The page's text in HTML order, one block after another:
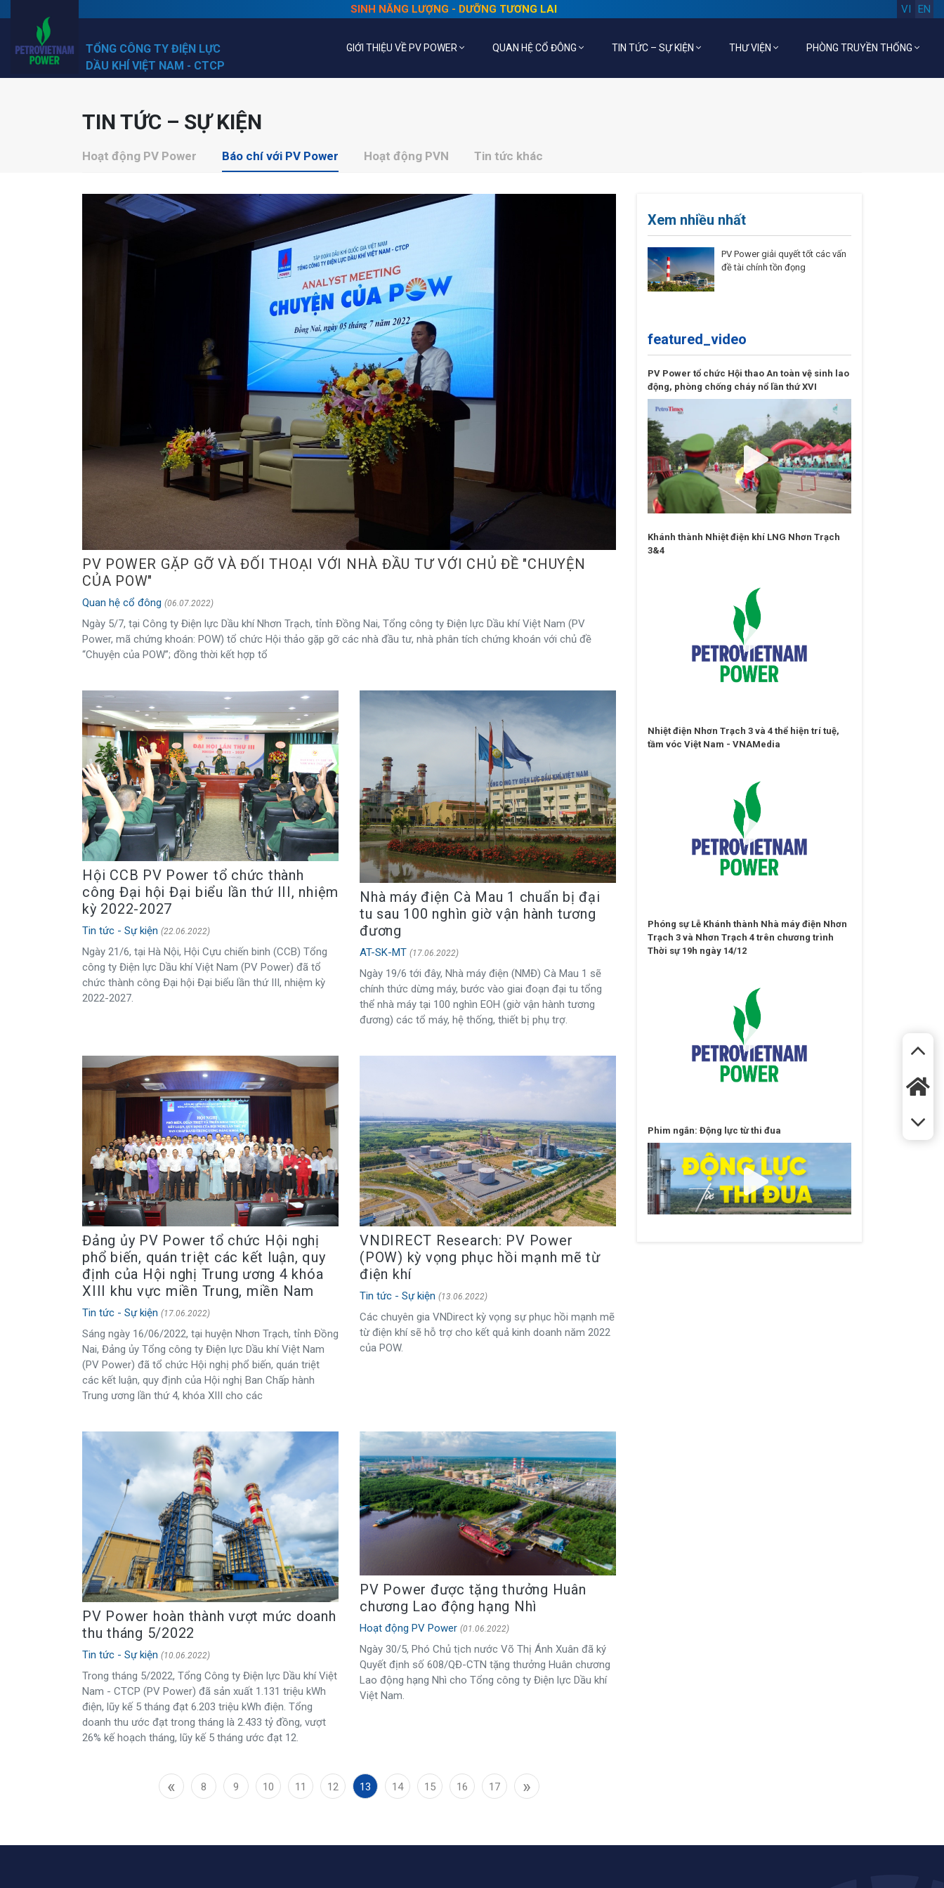
SINH NĂNG LƯỢNG - DƯỠNG TƯƠNG LAI EN
VI
TỔNG CÔNG TY ĐIỆN LỰC
DẦU KHÍ VIỆT NAM - CTCP
GIỚI THIỆU VỀ PV POWER QUAN HỆ CỔ ĐÔNG TIN TỨC – SỰ KIỆN THƯ VIỆN PHÒNG TRUYỀN THỐNG
TIN TỨC – SỰ KIỆN
Hoạt động PV Power Báo chí với PV Power Hoạt động PVN Tin tức khác
PV POWER GẶP GỠ VÀ ĐỐI THOẠI VỚI NHÀ ĐẦU TƯ VỚI CHỦ ĐỀ "CHUYỆN
CỦA POW"
Quan hệ cổ đông (06.07.2022)
Ngày 5/7, tại Công ty Điện lực Dầu khí Nhơn Trạch, tỉnh Đồng Nai, Tổng công ty Điện lực Dầu khí Việt Nam (PV
Power, mã chứng khoán: POW) tổ chức Hội thảo gặp gỡ các nhà đầu tư, nhà phân tích chứng khoán với chủ đề
“Chuyện của POW”; đồng thời kết hợp tổ
Hội CCB PV Power tổ chức thành
công Đại hội Đại biểu lần thứ III, nhiệm
kỳ 2022-2027
Tin tức - Sự kiện (22.06.2022)
Ngày 21/6, tại Hà Nội, Hội Cựu chiến binh (CCB) Tổng
công ty Điện lực Dầu khí Việt Nam (PV Power) đã tổ
chức thành công Đại hội Đại biểu lần thứ III, nhiệm kỳ
2022-2027.
Nhà máy điện Cà Mau 1 chuẩn bị đại
tu sau 100 nghìn giờ vận hành tương
đương
AT-SK-MT (17.06.2022)
Ngày 19/6 tới đây, Nhà máy điện (NMĐ) Cà Mau 1 sẽ
chính thức dừng máy, bước vào giai đoạn đại tu tổng
thể nhà máy tại 100 nghìn EOH (giờ vận hành tương
đương) các tổ máy, hệ thống, thiết bị phụ trợ.
Đảng ủy PV Power tổ chức Hội nghị
phổ biến, quán triệt các kết luận, quy
định của Hội nghị Trung ương 4 khóa
XIII khu vực miền Trung, miền Nam
Tin tức - Sự kiện (17.06.2022)
Sáng ngày 16/06/2022, tại huyện Nhơn Trạch, tỉnh Đồng
Nai, Đảng ủy Tổng công ty Điện lực Dầu khí Việt Nam
(PV Power) đã tổ chức Hội nghị phổ biến, quán triệt
các kết luận, quy định của Hội nghị Ban Chấp hành
Trung ương lần thứ 4, khóa XIII cho các
VNDIRECT Research: PV Power
(POW) kỳ vọng phục hồi mạnh mẽ từ
điện khí
Tin tức - Sự kiện (13.06.2022)
Các chuyên gia VNDirect kỳ vọng sự phục hồi mạnh mẽ
từ điện khí sẽ hỗ trợ cho kết quả kinh doanh năm 2022
của POW.
PV Power hoàn thành vượt mức doanh
thu tháng 5/2022
Tin tức - Sự kiện (10.06.2022)
Trong tháng 5/2022, Tổng Công ty Điện lực Dầu khí Việt
Nam - CTCP (PV Power) đã sản xuất 1.131 triệu kWh
điện, lũy kế 5 tháng đạt 6.203 triệu kWh điện. Tổng
doanh thu ước đạt trong tháng là 2.433 tỷ đồng, vượt
26% kế hoạch tháng, lũy kế 5 tháng ước đạt 12.
PV Power được tặng thưởng Huân
chương Lao động hạng Nhì
Hoạt động PV Power (01.06.2022)
Ngày 30/5, Phó Chủ tịch nước Võ Thị Ánh Xuân đã ký
Quyết định số 608/QĐ-CTN tặng thưởng Huân chương
Lao động hạng Nhì cho Tổng công ty Điện lực Dầu khí
Việt Nam.
« 8 9 10 11 12 13 14 15 16 17 »
Xem nhiều nhất
PV Power giải quyết tốt các vấn
đề tài chính tồn đọng
featured_video
PV Power tổ chức Hội thao An toàn vệ sinh lao
động, phòng chống cháy nổ lần thứ XVI
Khánh thành Nhiệt điện khí LNG Nhơn Trạch
3&4
Nhiệt điện Nhơn Trạch 3 và 4 thể hiện trí tuệ,
tầm vóc Việt Nam - VNAMedia
Phóng sự Lễ Khánh thành Nhà máy điện Nhơn
Trạch 3 và Nhơn Trạch 4 trên chương trình
Thời sự 19h ngày 14/12
Phim ngắn: Động lực từ thi đua